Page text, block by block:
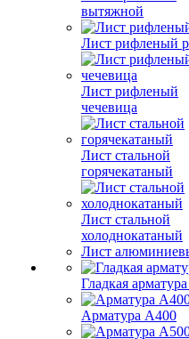
вытяжной
Лист рифленый
Лист рифленый
чечевица
Лист стальной
горячекатаный
Лист стальной
холоднокатаный
Лист
Гладкая
Арматура А400